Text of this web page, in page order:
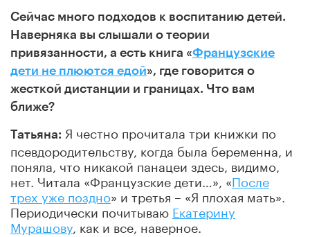
Сейчас много подходов к воспитанию детей.
Наверняка вы слышали о теории
привязанности, а есть книга «Французские
дети не плюются едой», где говорится о
жесткой дистанции и границах. Что вам
ближе?
Татьяна: Я честно прочитала три книжки по
псевдородительству, когда была беременна, и
поняла, что никакой панацеи здесь, видимо,
нет. Читала «Французские дети…», «После
трех уже поздно» и третья – «Я плохая мать».
Периодически почитываю Екатерину
Мурашову , как и все, наверное.